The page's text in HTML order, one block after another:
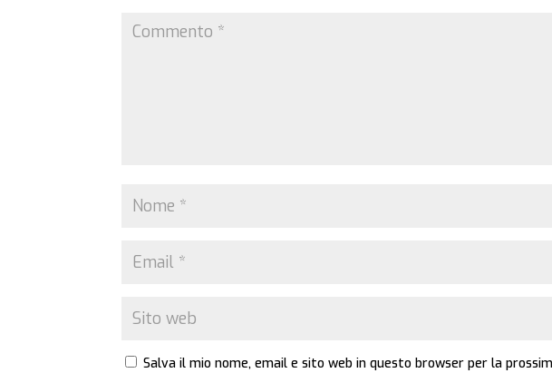
Salva il mio nome, email e sito web in questo browser per la